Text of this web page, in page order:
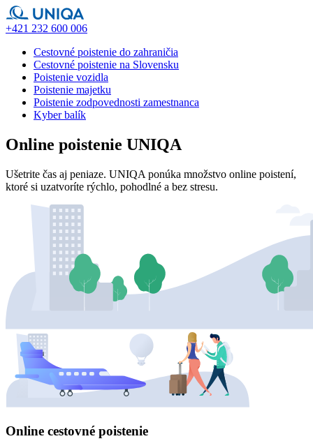
+421 232 600 006
Cestovné poistenie do zahraničia
Cestovné poistenie na Slovensku
Poistenie vozidla
Poistenie majetku
Poistenie zodpovednosti zamestnanca
Kyber balík
Online poistenie UNIQA
Ušetrite čas aj peniaze. UNIQA ponúka množstvo online poistení,
ktoré si uzatvoríte rýchlo, pohodlné a bez stresu.
Online cestovné poistenie